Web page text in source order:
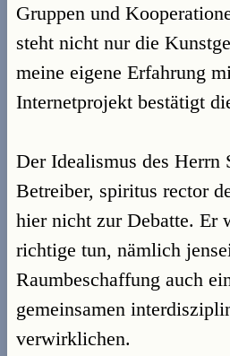
Gruppen und
steht nicht nur die
meine eigene Erfahrung
Internetprojekt bestätigt
Der Idealismus des Herrn
Betreiber, spiritus rector
hier nicht zur Debatte. Er
richtige tun, nämlich
Raumbeschaffung auch
gemeinsamen
verwirklichen.